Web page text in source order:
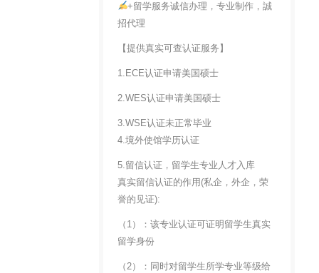
+留学服务诚信办理，专业制作，誠
招代理
【提供真实可查认证服务】
1.ECE认证申请美国硕士
2.WES认证申请美国硕士
3.WSE认证未正常毕业
4.境外使馆学历认证
5.留信认证，留学生专业人才入库
真实留信认证的作用(私企，外企，荣
誉的见证):
（1）：该专业认证可证明留学生真实
留学身份
（2）：同时对留学生所学专业等级给